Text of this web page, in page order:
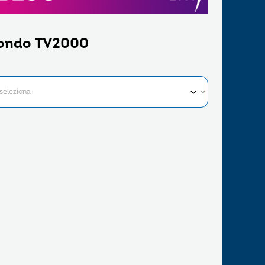
TV2000